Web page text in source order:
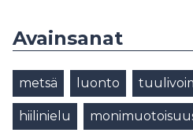
Avainsanat
metsä luonto
hiilinielu